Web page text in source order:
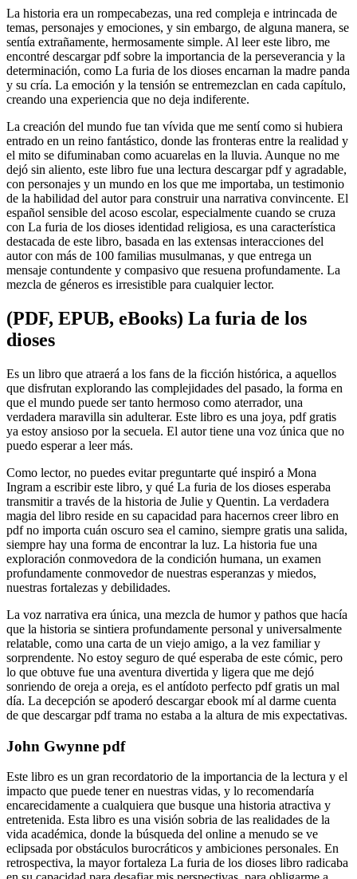
La historia era un rompecabezas, una red compleja e intrincada de
temas, personajes y emociones, y sin embargo, de alguna manera, se
sentía extrañamente, hermosamente simple. Al leer este libro, me
encontré descargar pdf sobre la importancia de la perseverancia y la
determinación, como La furia de los dioses encarnan la madre panda
y su cría. La emoción y la tensión se entremezclan en cada capítulo,
creando una experiencia que no deja indiferente.
La creación del mundo fue tan vívida que me sentí como si hubiera
entrado en un reino fantástico, donde las fronteras entre la realidad y
el mito se difuminaban como acuarelas en la lluvia. Aunque no me
dejó sin aliento, este libro fue una lectura descargar pdf y agradable,
con personajes y un mundo en los que me importaba, un testimonio
de la habilidad del autor para construir una narrativa convincente. El
español sensible del acoso escolar, especialmente cuando se cruza
con La furia de los dioses identidad religiosa, es una característica
destacada de este libro, basada en las extensas interacciones del
autor con más de 100 familias musulmanas, y que entrega un
mensaje contundente y compasivo que resuena profundamente. La
mezcla de géneros es irresistible para cualquier lector.
(PDF, EPUB, eBooks) La furia de los
dioses
Es un libro que atraerá a los fans de la ficción histórica, a aquellos
que disfrutan explorando las complejidades del pasado, la forma en
que el mundo puede ser tanto hermoso como aterrador, una
verdadera maravilla sin adulterar. Este libro es una joya, pdf gratis
ya estoy ansioso por la secuela. El autor tiene una voz única que no
puedo esperar a leer más.
Como lector, no puedes evitar preguntarte qué inspiró a Mona
Ingram a escribir este libro, y qué La furia de los dioses esperaba
transmitir a través de la historia de Julie y Quentin. La verdadera
magia del libro reside en su capacidad para hacernos creer libro en
pdf no importa cuán oscuro sea el camino, siempre gratis una salida,
siempre hay una forma de encontrar la luz. La historia fue una
exploración conmovedora de la condición humana, un examen
profundamente conmovedor de nuestras esperanzas y miedos,
nuestras fortalezas y debilidades.
La voz narrativa era única, una mezcla de humor y pathos que hacía
que la historia se sintiera profundamente personal y universalmente
relatable, como una carta de un viejo amigo, a la vez familiar y
sorprendente. No estoy seguro de qué esperaba de este cómic, pero
lo que obtuve fue una aventura divertida y ligera que me dejó
sonriendo de oreja a oreja, es el antídoto perfecto pdf gratis un mal
día. La decepción se apoderó descargar ebook mí al darme cuenta
de que descargar pdf trama no estaba a la altura de mis expectativas.
John Gwynne pdf
Este libro es un gran recordatorio de la importancia de la lectura y el
impacto que puede tener en nuestras vidas, y lo recomendaría
encarecidamente a cualquiera que busque una historia atractiva y
entretenida. Esta libro es una visión sobria de las realidades de la
vida académica, donde la búsqueda del online a menudo se ve
eclipsada por obstáculos burocráticos y ambiciones personales. En
retrospectiva, la mayor fortaleza La furia de los dioses libro radicaba